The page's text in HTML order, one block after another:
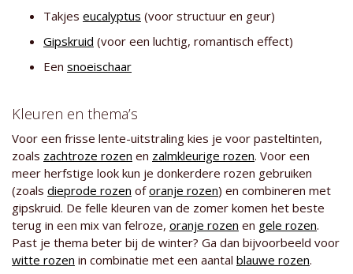
Takjes eucalyptus (voor structuur en geur)
Gipskruid (voor een luchtig, romantisch effect)
Een snoeischaar
Kleuren en thema’s
Voor een frisse lente-uitstraling kies je voor pasteltinten,
zoals zachtroze rozen en zalmkleurige rozen. Voor een
meer herfstige look kun je donkerdere rozen gebruiken
(zoals dieprode rozen oforanje rozen) en combineren met
gipskruid. De felle kleuren van de zomer komen het beste
terug in een mix van felroze, oranje rozen en gele rozen.
Past je thema beter bij de winter? Ga dan bijvoorbeeld voor
witte rozen in combinatie met een aantal blauwe rozen.